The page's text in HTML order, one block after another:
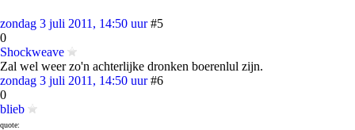
zondag 3 juli 2011, 14:50 uur #5
0
Shockweave
Zal wel weer zo'n achterlijke dronken boerenlul zijn.
zondag 3 juli 2011, 14:50 uur #6
0
blieb
quote: